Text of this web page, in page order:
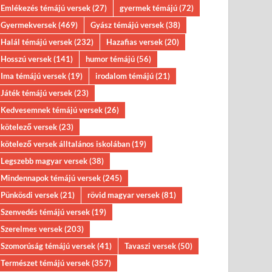
Emlékezés témájú versek(27) gyermek témájú(72)
Gyermekversek(469) Gyász témájú versek(38)
Halál témájú versek(232) Hazafias versek(20)
Hosszú versek(141) humor témájú(56)
Ima témájú versek(19) irodalom témájú(21)
Játék témájú versek(23)
Kedvesemnek témájú versek(26)
kötelező versek(23)
kötelező versek álltalános iskolában(19)
Legszebb magyar versek(38)
Mindennapok témájú versek(245)
Pünkösdi versek(21) rövid magyar versek(81)
Szenvedés témájú versek(19)
Szerelmes versek(203)
Szomorúság témájú versek(41) Tavaszi versek(50)
Természet témájú versek(357)